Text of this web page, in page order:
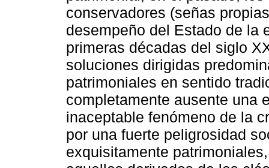
conservadores (señas
desempeño del Estado de la
primeras décadas del siglo
soluciones dirigidas
patrimoniales en sentido
completamente ausente una
inaceptable fenómeno de la
por una fuerte peligrosidad
exquisitamente